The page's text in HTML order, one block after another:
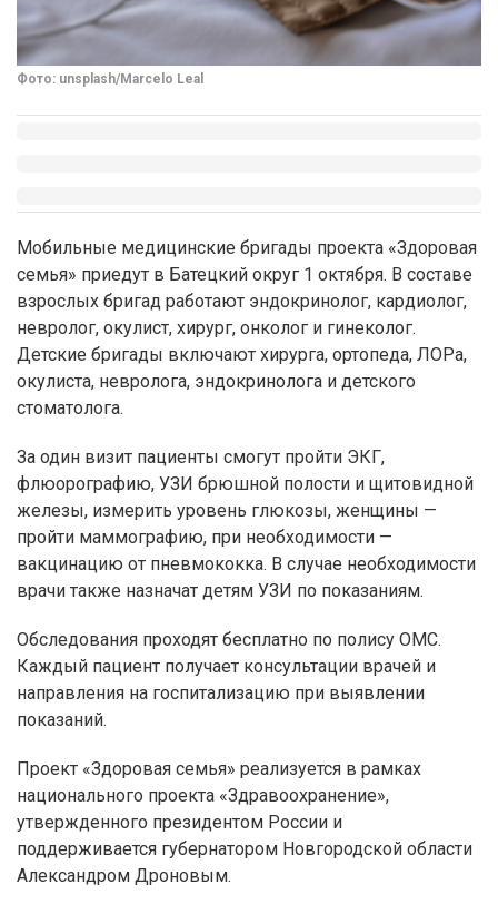
Фото: unsplash/Marcelo Leal
Мобильные медицинские бригады проекта «Здоровая
семья» приедут в Батецкий округ 1 октября. В составе
взрослых бригад работают эндокринолог, кардиолог,
невролог, окулист, хирург, онколог и гинеколог.
Детские бригады включают хирурга, ортопеда, ЛОРа,
окулиста, невролога, эндокринолога и детского
стоматолога.
За один визит пациенты смогут пройти ЭКГ,
флюорографию, УЗИ брюшной полости и щитовидной
железы, измерить уровень глюкозы, женщины —
пройти маммографию, при необходимости —
вакцинацию от пневмококка. В случае необходимости
врачи также назначат детям УЗИ по показаниям.
Обследования проходят бесплатно по полису ОМС.
Каждый пациент получает консультации врачей и
направления на госпитализацию при выявлении
показаний.
Проект «Здоровая семья» реализуется в рамках
национального проекта «Здравоохранение»,
утвержденного президентом России и
поддерживается губернатором Новгородской области
Александром Дроновым.